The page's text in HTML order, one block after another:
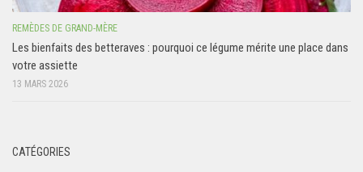
REMÈDES DE GRAND-MÈRE
Les bienfaits des betteraves : pourquoi ce légume mérite une place dans
votre assiette
13 MARS 2026
CATÉGORIES